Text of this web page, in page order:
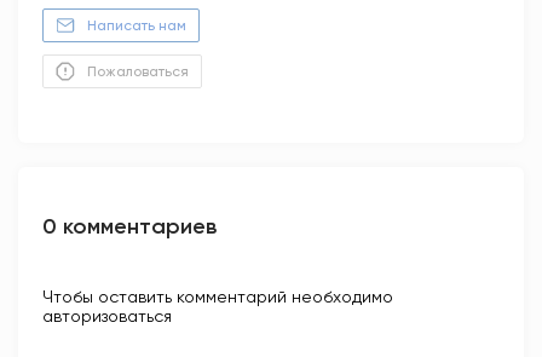
Написать нам
Пожаловаться
0 комментариев
Чтобы оставить комментарий необходимо
авторизоваться